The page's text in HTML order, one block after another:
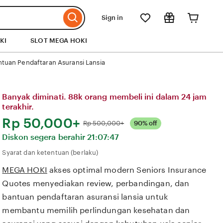
Sign in
SLOT MEGA HOKI
Pendaftaran Asuransi Lansia
Banyak diminati. 88k orang membeli ini dalam 24 jam
terakhir.
Harga:
Rp 50,000+ Normal:
Rp 500,000+ 90% off
Diskon segera berahir21:07:47
Syarat dan ketentuan (berlaku)
MEGA HOKI akses optimal modern Seniors Insurance
Quotes menyediakan review, perbandingan, dan
bantuan pendaftaran asuransi lansia untuk
membantu memilih perlindungan kesehatan dan